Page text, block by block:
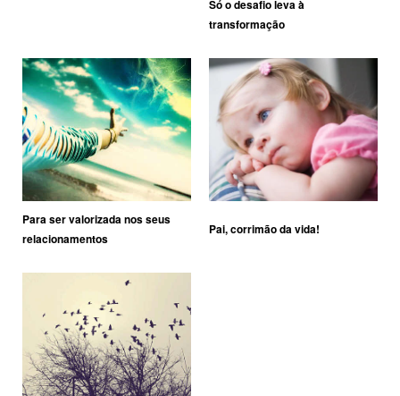
Só o desafio leva à
transformação
Para ser valorizada nos seus
relacionamentos
Pai, corrimão da vida!